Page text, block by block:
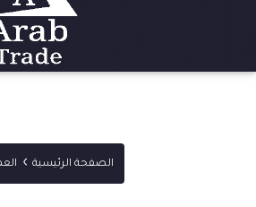
الصفحة الرئيسية ›